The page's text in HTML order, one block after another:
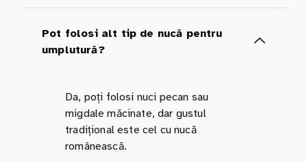
Pot folosi alt tip de nucă pentru
umplutură?
Da, poți folosi nuci pecan sau
migdale măcinate, dar gustul
tradițional este cel cu nucă
românească.